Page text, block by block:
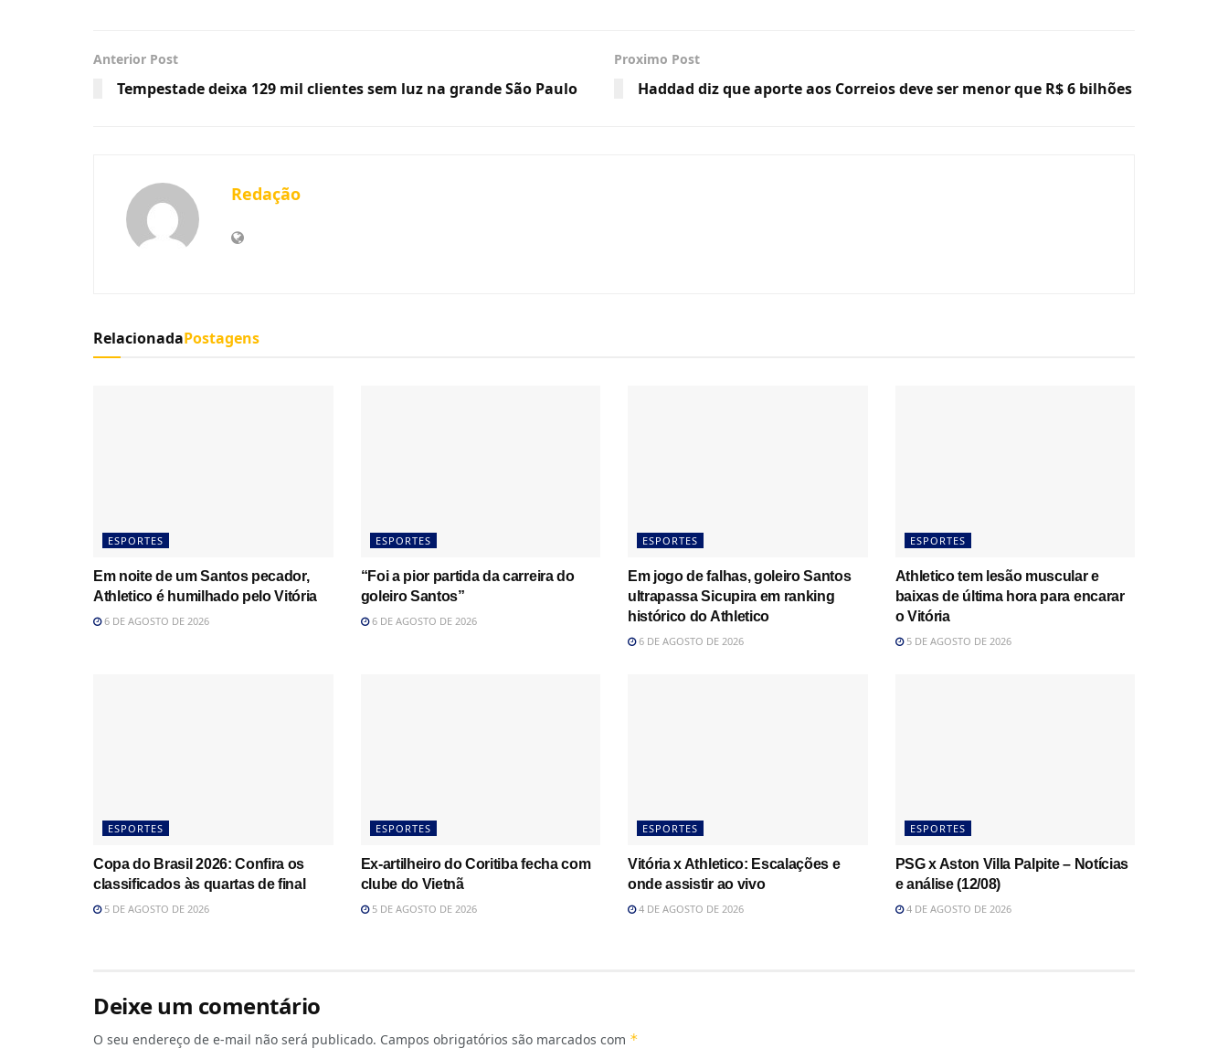
Anterior Post
Tempestade deixa 129 mil clientes sem luz na grande São Paulo
Proximo Post
Haddad diz que aporte aos Correios deve ser menor que R$ 6 bilhões
Redação
RelacionadaPostagens
ESPORTES
Em noite de um Santos pecador,
Athletico é humilhado pelo Vitória
6 DE AGOSTO DE 2026
ESPORTES
“Foi a pior partida da carreira do
goleiro Santos”
6 DE AGOSTO DE 2026
ESPORTES
Em jogo de falhas, goleiro Santos
ultrapassa Sicupira em ranking
histórico do Athletico
6 DE AGOSTO DE 2026
ESPORTES
Athletico tem lesão muscular e
baixas de última hora para encarar
o Vitória
5 DE AGOSTO DE 2026
ESPORTES
Copa do Brasil 2026: Confira os
classificados às quartas de final
5 DE AGOSTO DE 2026
ESPORTES
Ex-artilheiro do Coritiba fecha com
clube do Vietnã
5 DE AGOSTO DE 2026
ESPORTES
Vitória x Athletico: Escalações e
onde assistir ao vivo
4 DE AGOSTO DE 2026
ESPORTES
PSG x Aston Villa Palpite – Notícias
e análise (12/08)
4 DE AGOSTO DE 2026
Deixe um comentário
O seu endereço de e-mail não será publicado. Campos obrigatórios são marcados com *